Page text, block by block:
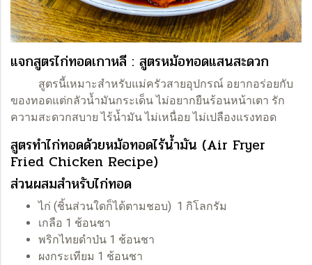
แจกสูตรไก่ทอดเกาหลี : สูตรหม้อทอดแสนสะดวก
สูตรนี้เหมาะสำหรับแม่ครัวสายอุปกรณ์ อยากอร่อยกับ
ของทอดแต่กลัวน้ำมันกระเด็น ไม่อยากยืนร้อนหน้าเตา รัก
ความสะดวกสบาย ไร้น้ำมัน ไม่เหนื่อย ไม่เปลืองแรงทอด
สูตรทำไก่ทอดด้วยหม้อทอดไร้น้ำมัน (Air Fryer
Fried Chicken Recipe)
ส่วนผสมสำหรับไก่ทอด
ไก่ (ชิ้นส่วนใดก็ได้ตามชอบ) 1 กิโลกรัม
เกลือ 1 ช้อนชา
พริกไทยดำป่น 1 ช้อนชา
ผงกระเทียม 1 ช้อนชา